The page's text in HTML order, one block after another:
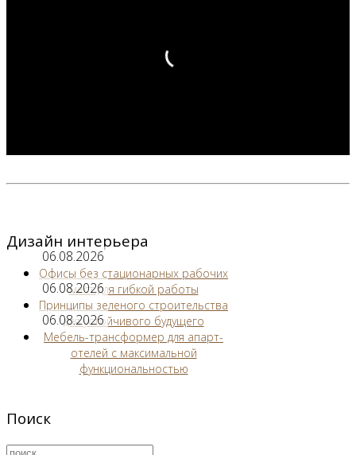
Дизайн интерьера
06.08.2026
Офисы без стационарных рабочих
мест для гибкой работы
06.08.2026
Принципы зеленого строительства
для устойчивого будущего
06.08.2026
Мебель-трансформер для апарт-
отелей с максимальной
функциональностью
Поиск